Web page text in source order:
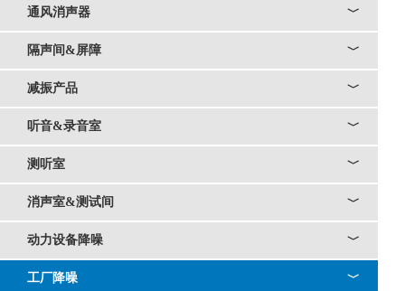
﹀
通风消声器
﹀
隔声间&屏障
﹀
减振产品
﹀
听音&录音室
﹀
测听室
﹀
消声室&测试间
﹀
动力设备降噪
﹀
工厂降噪